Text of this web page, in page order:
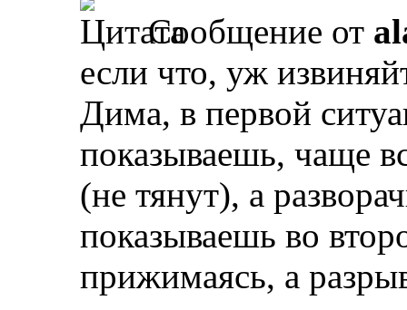
Сообщение от
если что, уж
Дима, в первой
показываешь, чаще
(не тянут), а
показываешь во
прижимаясь, а